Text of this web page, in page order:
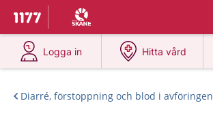
Till startsidan för 1177
Du har valt region
Logga in
på 1177.se
Hitta vård
på 1177.se
Diarré, förstoppning och blod i avföringen